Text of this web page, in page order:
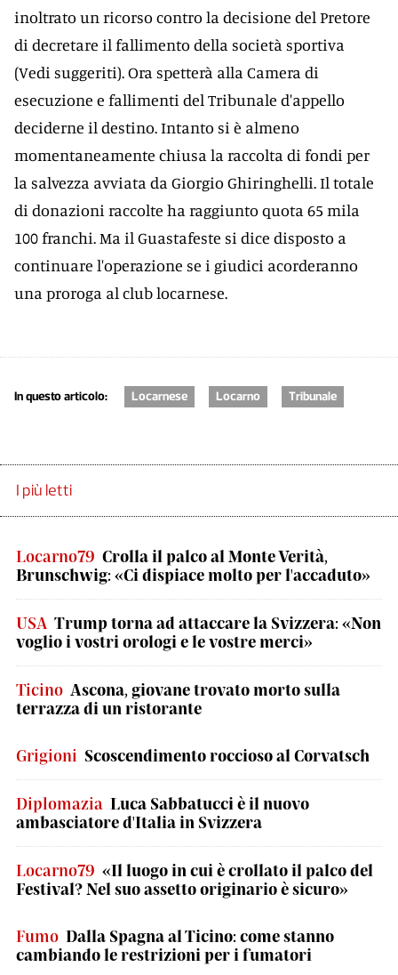
inoltrato un ricorso contro la decisione del Pretore
di decretare il fallimento della società sportiva
(Vedi suggeriti). Ora spetterà alla Camera di
esecuzione e fallimenti del Tribunale d'appello
deciderne il destino. Intanto si è almeno
momentaneamente chiusa la raccolta di fondi per
la salvezza avviata da Giorgio Ghiringhelli. Il totale
di donazioni raccolte ha raggiunto quota 65 mila
100 franchi. Ma il Guastafeste si dice disposto a
continuare l'operazione se i giudici acorderanno
una proroga al club locarnese.
In questo articolo: Locarnese Locarno Tribunale
I più letti
Locarno79 Crolla il palco al Monte Verità,
Brunschwig: «Ci dispiace molto per l'accaduto»
USA Trump torna ad attaccare la Svizzera: «Non
voglio i vostri orologi e le vostre merci»
Ticino Ascona, giovane trovato morto sulla
terrazza di un ristorante
Grigioni Scoscendimento roccioso al Corvatsch
Diplomazia Luca Sabbatucci è il nuovo
ambasciatore d'Italia in Svizzera
Locarno79 «Il luogo in cui è crollato il palco del
Festival? Nel suo assetto originario è sicuro»
Fumo Dalla Spagna al Ticino: come stanno
cambiando le restrizioni per i fumatori